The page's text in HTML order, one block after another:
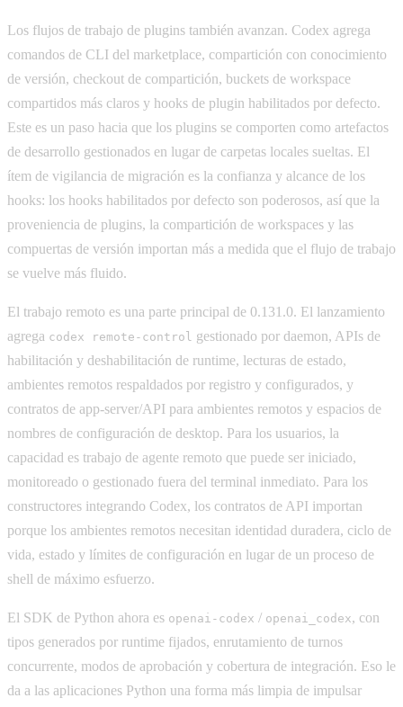
Los flujos de trabajo de plugins también avanzan. Codex agrega
comandos de CLI del marketplace, compartición con conocimiento
de versión, checkout de compartición, buckets de workspace
compartidos más claros y hooks de plugin habilitados por defecto.
Este es un paso hacia que los plugins se comporten como artefactos
de desarrollo gestionados en lugar de carpetas locales sueltas. El
ítem de vigilancia de migración es la confianza y alcance de los
hooks: los hooks habilitados por defecto son poderosos, así que la
proveniencia de plugins, la compartición de workspaces y las
compuertas de versión importan más a medida que el flujo de trabajo
se vuelve más fluido.
El trabajo remoto es una parte principal de 0.131.0. El lanzamiento
agrega codex remote-control
gestionado por daemon, APIs de
habilitación y deshabilitación de runtime, lecturas de estado,
ambientes remotos respaldados por registro y configurados, y
contratos de app-server/API para ambientes remotos y espacios de
nombres de configuración de desktop. Para los usuarios, la
capacidad es trabajo de agente remoto que puede ser iniciado,
monitoreado o gestionado fuera del terminal inmediato. Para los
constructores integrando Codex, los contratos de API importan
porque los ambientes remotos necesitan identidad duradera, ciclo de
vida, estado y límites de configuración en lugar de un proceso de
shell de máximo esfuerzo.
El SDK de Python ahora es openai-codex / openai_codex, con
tipos generados por runtime fijados, enrutamiento de turnos
concurrente, modos de aprobación y cobertura de integración. Eso le
da a las aplicaciones Python una forma más limpia de impulsar